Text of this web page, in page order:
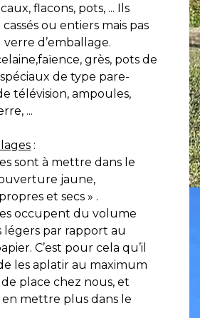
flacons, pots, ... Ils
ou entiers mais pas
d’emballage.
grès, pots de
de type pare-
télévision, ampoules,
...
:
sont à mettre dans le
jaune,
et secs » .
occupent du volume
légers par rapport au
C’est pour cela qu’il
les aplatir au maximum
place chez nous, et
mettre plus dans le